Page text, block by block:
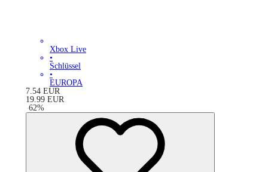
Xbox Live
•
Schlüssel
•
EUROPA
7.54 EUR
19.99 EUR
-62%